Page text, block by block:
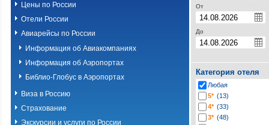
Цены по России
Отели России
Авиарейсы по России
Информация об Авиакомпаниях
Информация об Аэропортах
Библио-Глобус в Аэропортах
Виза в Россию
Страхование
Экскурсии и услуги по России
От
До
Категория отеля
Любая
5* (13)
4* (33)
3* (48)